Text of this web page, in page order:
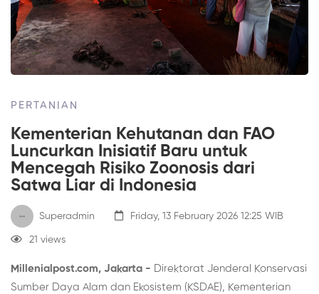
PERTANIAN
Kementerian Kehutanan dan FAO
Luncurkan Inisiatif Baru untuk
Mencegah Risiko Zoonosis dari
Satwa Liar di Indonesia
Superadmin Friday, 13 February 2026 12:25 WIB
21 views
Millenialpost.com, Jakarta - Direktorat Jenderal Konservasi
Sumber Daya Alam dan Ekosistem (KSDAE), Kementerian